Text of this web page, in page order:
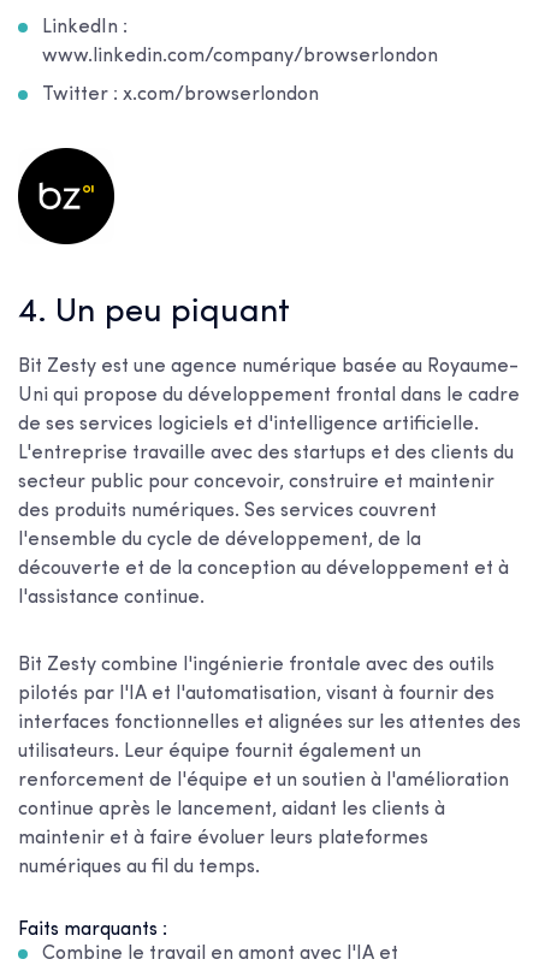
LinkedIn :
www.linkedin.com/company/browserlondon
Twitter : x.com/browserlondon
4. Un peu piquant
Bit Zesty est une agence numérique basée au Royaume-
Uni qui propose du développement frontal dans le cadre
de ses services logiciels et d'intelligence artificielle.
L'entreprise travaille avec des startups et des clients du
secteur public pour concevoir, construire et maintenir
des produits numériques. Ses services couvrent
l'ensemble du cycle de développement, de la
découverte et de la conception au développement et à
l'assistance continue.
Bit Zesty combine l'ingénierie frontale avec des outils
pilotés par l'IA et l'automatisation, visant à fournir des
interfaces fonctionnelles et alignées sur les attentes des
utilisateurs. Leur équipe fournit également un
renforcement de l'équipe et un soutien à l'amélioration
continue après le lancement, aidant les clients à
maintenir et à faire évoluer leurs plateformes
numériques au fil du temps.
Faits marquants :
Combine le travail en amont avec l'IA et